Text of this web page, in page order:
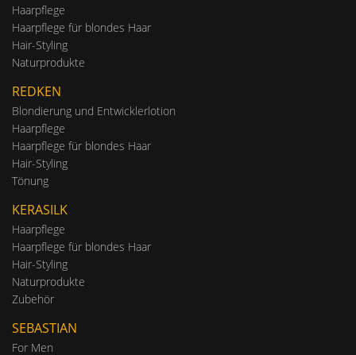
Haarpflege
Haarpflege für blondes Haar
Hair-Styling
Naturprodukte
REDKEN
Blondierung und Entwicklerlotion
Haarpflege
Haarpflege für blondes Haar
Hair-Styling
Tönung
KERASILK
Haarpflege
Haarpflege für blondes Haar
Hair-Styling
Naturprodukte
Zubehör
SEBASTIAN
For Men